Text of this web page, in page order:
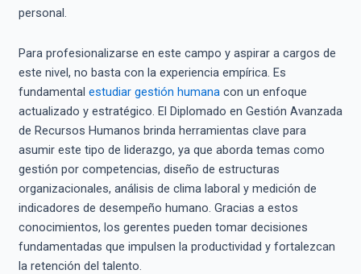
personal.
Para profesionalizarse en este campo y aspirar a cargos de
este nivel, no basta con la experiencia empírica. Es
fundamental estudiar gestión humanacon un enfoque
actualizado y estratégico. El Diplomado en Gestión Avanzada
de Recursos Humanos brinda herramientas clave para
asumir este tipo de liderazgo, ya que aborda temas como
gestión por competencias, diseño de estructuras
organizacionales, análisis de clima laboral y medición de
indicadores de desempeño humano. Gracias a estos
conocimientos, los gerentes pueden tomar decisiones
fundamentadas que impulsen la productividad y fortalezcan
la retención del talento.